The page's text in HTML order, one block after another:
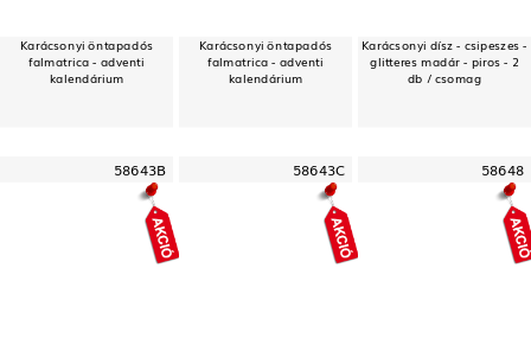
Karácsonyi öntapadós
falmatrica - adventi
kalendárium
Karácsonyi öntapadós
falmatrica - adventi
kalendárium
Karácsonyi dísz - csipeszes -
glitteres madár - piros - 2
db / csomag
58643B 58643C 58648